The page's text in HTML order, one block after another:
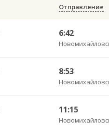
Отправление
6:42
8:53
11:15